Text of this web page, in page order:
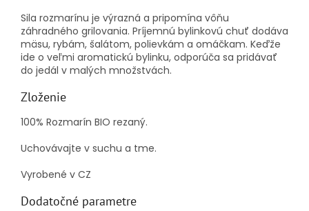
Sila rozmarínu je výrazná a pripomína vôňu
záhradného grilovania. Príjemnú bylinkovú chuť dodáva
mäsu, rybám, šalátom, polievkám a omáčkam. Keďže
ide o veľmi aromatickú bylinku, odporúča sa pridávať
do jedál v malých množstvách.
Zloženie
100% Rozmarín BIO rezaný.
Uchovávajte v suchu a tme.
Vyrobené v CZ
Dodatočné parametre